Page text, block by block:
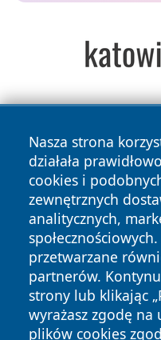
Nasza strona
działała
cookies i
zewnętrznych
analitycznych,
przetwarzane
partnerów.
strony lub klikając
wyrażasz zgodę na
plików cookies
Copyright © 2026
zastrzeżone.
News Autorzy